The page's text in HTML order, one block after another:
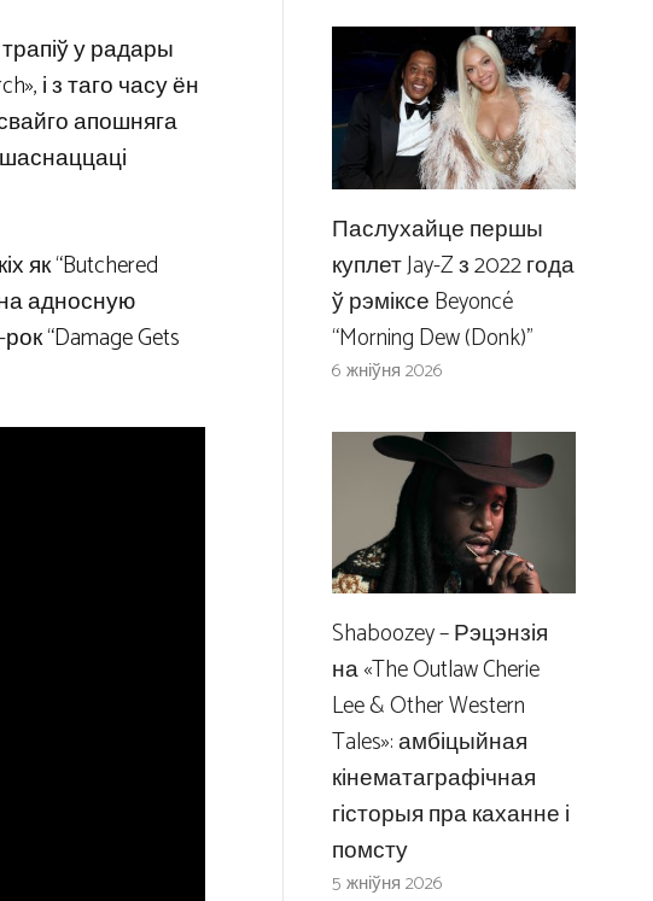
у радары
і з таго часу ён
апошняга
як “Butchered
на ​​адносную
“Damage Gets
Паслухайце першы
куплет Jay-Z з 2022 года
ў рэміксе Beyoncé
“Morning Dew (Donk)”
6 жніўня 2026
Shaboozey – Рэцэнзія
на «The Outlaw Cherie
Lee & Other Western
Tales»: амбіцыйная
кінематаграфічная
гісторыя пра каханне і
помсту
5 жніўня 2026